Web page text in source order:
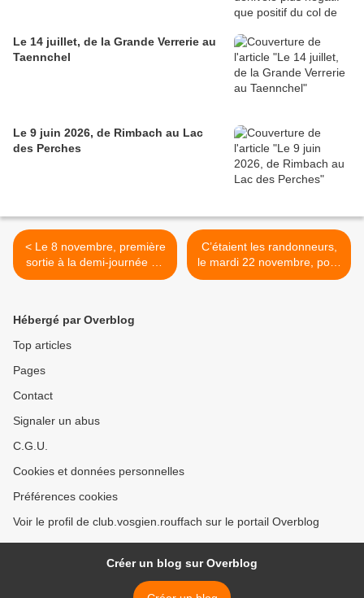
Le 14 juillet, de la Grande Verrerie au
Taennchel
Le 9 juin 2026, de Rimbach au Lac
des Perches
< Le 8 novembre, première
sortie à la demi-journée de
la saison : autour du
C’étaient les randonneurs,
le mardi 22 novembre, pour
une sortie d’après-midi au
Hébergé par Overblog
Top articles
Pages
Contact
Signaler un abus
C.G.U.
Cookies et données personnelles
Préférences cookies
Voir le profil de club.vosgien.rouffach sur le portail Overblog
Créer un blog sur Overblog